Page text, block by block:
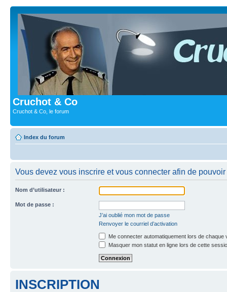
Cruchot & Co
Cruchot & Co, le forum
Index du forum
Vous devez vous inscrire et vous connecter afin de
Nom d’utilisateur :
Mot de passe :
J’ai oublié mon mot de passe
Renvoyer le courriel d’activation
Me connecter automatiquement lors de chaque
Masquer mon statut en ligne lors de cette
INSCRIPTION